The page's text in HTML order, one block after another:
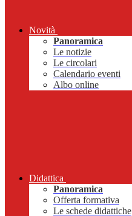
Novità
Panoramica
Le notizie
Le circolari
Calendario eventi
Albo online
Didattica
Panoramica
Offerta formativa
Le schede didattiche